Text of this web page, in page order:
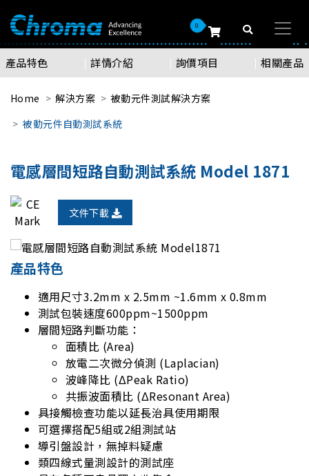
0
產品特色 詳情介紹 詢價項目 相關產品
Home 解決方案
被動元件測試解決方案
被動元件自動測試系統
電感層間短路自動測試系統 Model 1871
文件下載
產品特色
適用尺寸3.2mm x 2.5mm ~1.6mm x 0.8mm
測試包裝速度600ppm~1500ppm
層間短路判斷功能：
面積比 (Area)
放電二次微分偵測 (Laplacian)
波峰降比 (ΔPeak Ratio)
共振波面積比 (ΔResonant Area)
具接觸檢查功能以延長治具使用期限
可選擇搭配5組或2組測試站
導引盤設計，無掉料疑慮
類四線式量測設計的測試座